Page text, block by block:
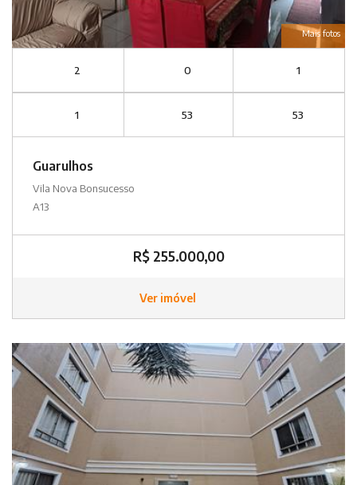
Mais fotos
2 0 1
1 53 53
Guarulhos
Vila Nova Bonsucesso
A13
R$ 255.000,00
Ver imóvel